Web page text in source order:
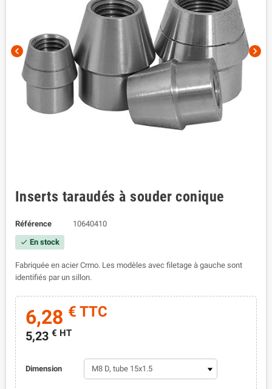
chevron_left chevron_right
Inserts taraudés à souder conique
Référence 10640410
check En stock
Fabriquée en acier Crmo. Les modèles avec filetage à gauche sont
identifiés par un sillon.
6,28 € TTC
5,23 € HT
Dimension